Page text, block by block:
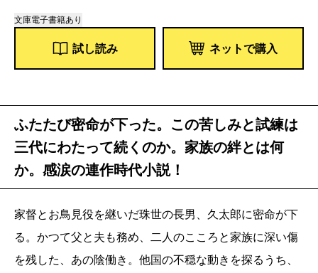
文庫電子書籍あり
試し読み ネットで購入
ふたたび密命が下った。この苦しみと試練は
三代にわたって続くのか。家族の絆とは何
か。感涙の連作時代小説！
家督とお鳥見役を継いだ珠世の長男、久太郎に密命が下
る。かつて父と夫も務め、二人のこころと家族に深い傷
を残した、あの陰働き。他国の不穏な動きを探るうち、